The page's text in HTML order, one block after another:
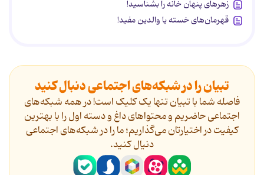
زهرهای پنهان خانه را بشناسید!
قهرمان‌های خسته یا والدین مفید!
تبیان را در شبکه‌های اجتماعی دنبال کنید
فاصله شما با تبیان تنها یک کلیک است! در همه شبکه‌های
اجتماعی حاضریم و محتواهای داغ و دسته اول را با بهترین
کیفیت در اختیارتان می‌گذاریم؛ ما را در شبکه‌های اجتماعی
دنیال کنید.